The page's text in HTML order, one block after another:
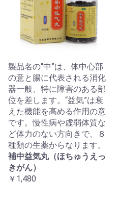
製品名の“中”は、体中心部
の意と腸に代表される消化
器一般、特に障害のある部
位を差します。“益気”は衰
えた機能を高める作用の意
です。慢性病や虚弱体質な
ど体力のない方向きで、８
種類の生薬からなります。
補中益気丸（ほちゅうえっ
きがん）
￥1,480